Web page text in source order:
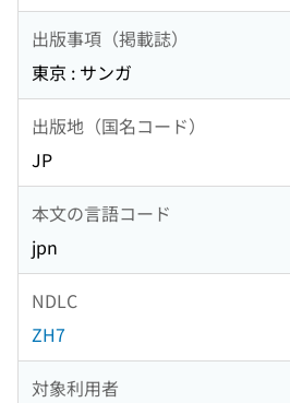
出版事項（掲載誌）
東京 : サンガ
出版地（国名コード）
JP
本文の言語コード
jpn
NDLC
ZH7
対象利用者